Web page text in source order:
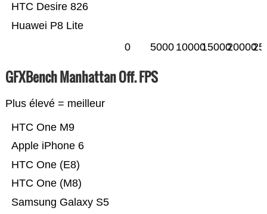
Huawei P8 Lite
HTC Desire 826
0 5000 100001500020000
GFXBench Manhattan Off. FPS
Plus élevé = meilleur
Samsung Galaxy S5
HTC One (M8)
HTC One (E8)
Apple iPhone 6
HTC One M9